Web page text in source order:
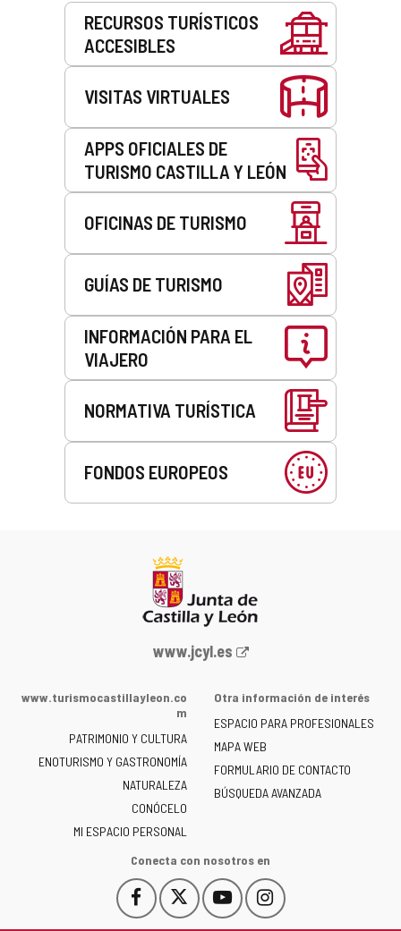
RECURSOS TURÍSTICOS
ACCESIBLES
VISITAS VIRTUALES
APPS OFICIALES DE
TURISMO CASTILLA Y LEÓN
OFICINAS DE TURISMO
GUÍAS DE TURISMO
INFORMACIÓN PARA EL
VIAJERO
NORMATIVA TURÍSTICA
FONDOS EUROPEOS
Portal
la
de
Castilla
y
León
-
www.jcyl.es
www.turismocastillayleon.co
m
PATRIMONIO Y CULTURA
ENOTURISMO Y GASTRONOMÍA
NATURALEZA
CONÓCELO
MI ESPACIO PERSONAL
Otra información de interés
ESPACIO PARA PROFESIONALES
MAPA WEB
FORMULARIO DE CONTACTO
BÚSQUEDA AVANZADA
Conecta con nosotros en
Facebook
Este
enlace
Este
enlace
YouTube
Este
enlace
Instagram
Este
enlace